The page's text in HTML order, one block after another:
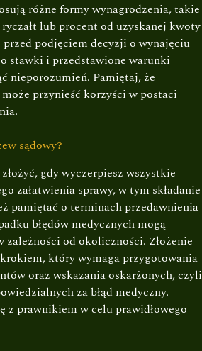
różne formy wynagrodzenia, takie
lub procent od uzyskanej kwoty
podjęciem decyzji o wynajęciu
stawki i przedstawione warunki
nieporozumień. Pamiętaj, że
przynieść korzyści w postaci
sądowy?
gdy wyczerpiesz wszystkie
załatwienia sprawy, w tym składanie
pamiętać o terminach przedawnienia
błędów medycznych mogą
zależności od okoliczności. Złożenie
który wymaga przygotowania
oraz wskazania oskarżonych, czyli
za błąd medyczny.
z prawnikiem w celu prawidłowego